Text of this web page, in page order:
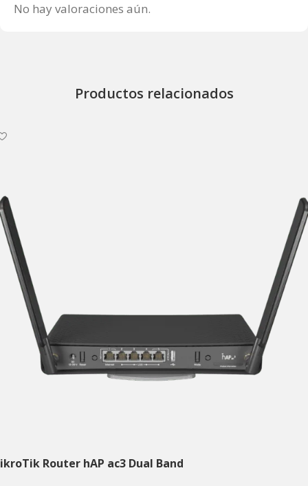
No hay valoraciones aún.
Productos relacionados
Router hAP ac3 Dual Band